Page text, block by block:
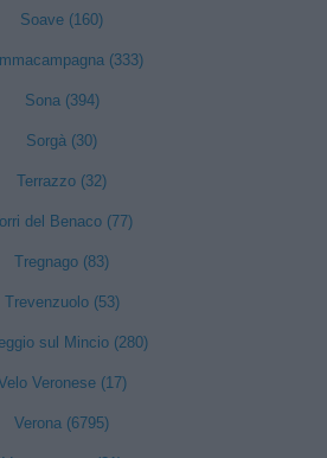
Soave (160)
(333)
Sona (394)
Sorgà (30)
Terrazzo (32)
del Benaco (77)
Tregnago (83)
Trevenzuolo (53)
sul Mincio (280)
Veronese (17)
Verona (6795)